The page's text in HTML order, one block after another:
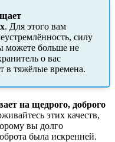
. Для этого вам
силу
можете больше не
о вас
в тяжёлые времена.
на щедрого, доброго
этих качеств,
вы долго
была искренней.